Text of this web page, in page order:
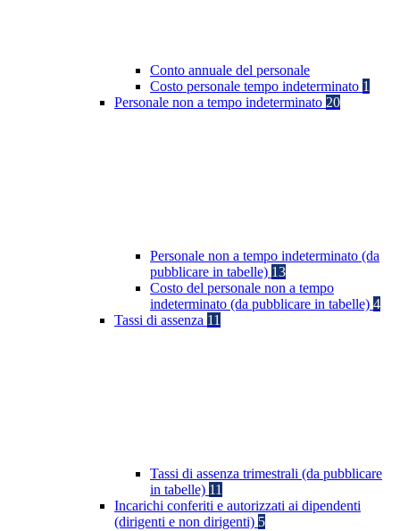
Conto annuale del personale
Costo personale tempo indeterminato 1
Personale non a tempo indeterminato 20
Personale non a tempo indeterminato (da
pubblicare in tabelle) 13
Costo del personale non a tempo
indeterminato (da pubblicare in tabelle) 4
Tassi di assenza 11
Tassi di assenza trimestrali (da pubblicare
in tabelle) 11
Incarichi conferiti e autorizzati ai dipendenti
(dirigenti e non dirigenti) 5